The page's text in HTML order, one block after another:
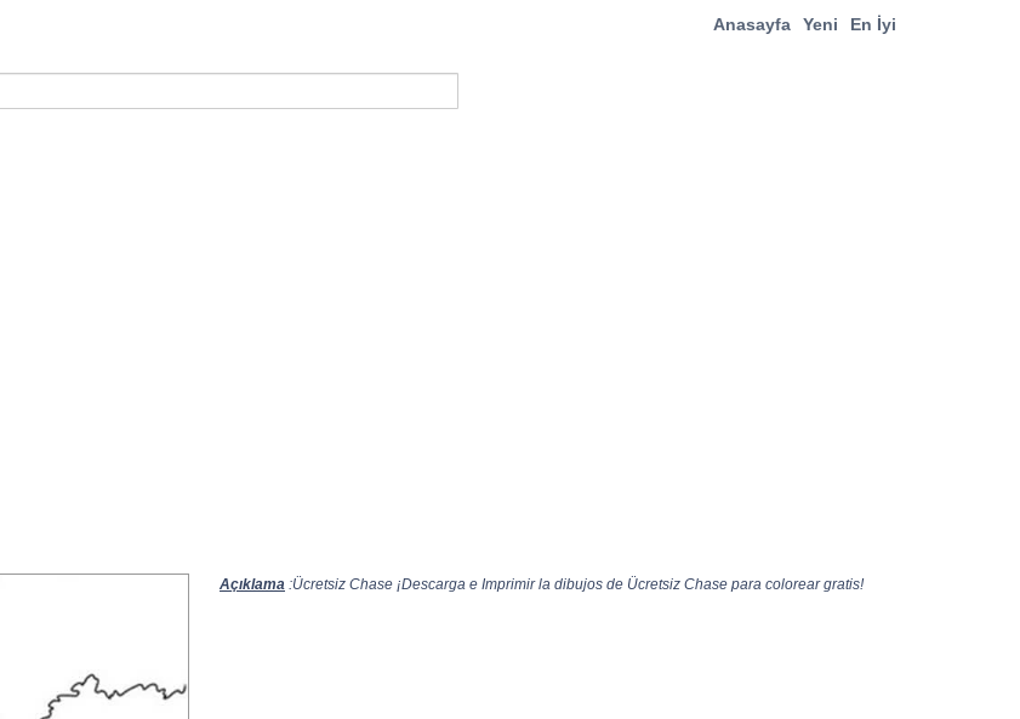
Anasayfa Yeni En İyi
Açıklama :Ücretsiz Chase ¡Descarga e Imprimir la dibujos de Ücretsiz Chase para colorear gratis!